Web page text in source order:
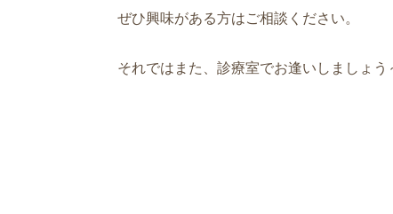
ぜひ興味がある方はご相談ください。
それではまた、診療室でお逢いしましょう